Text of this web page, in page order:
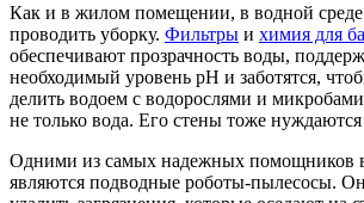
Как и в жилом помещении, в водной
проводить уборку. Фильтры и химия для
обеспечивают прозрачность воды,
необходимый уровень pH и заботятся,
делить водоем с водорослями и
не только вода. Его стены тоже нуждаются
Одними из самых надежных помощников
являются подводные роботы-пылесосы.